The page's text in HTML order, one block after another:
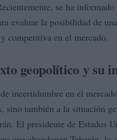
se ha
evaluar la posibilidad de
competitiva en el mercado.
geopolítico y su
incertidumbre en el
sino también a la situación
El presidente de Estados